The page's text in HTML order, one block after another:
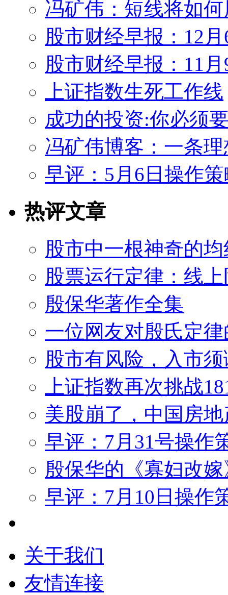
冯矿伟：短线将如
股市财经早报：12
股市财经早报：11
上证指数生死工作线
成功的投资:你必须
冯矿伟博客：一条
早评：5月6日操作
热评文章
股市中一根神奇的
股票运行定律：线
殷保华著作全集
一位网友对殷氏定
股市有风险，入市
上证指数再次挑战
美股崩了，中国房
早评：7月31号操作
殷保华的《寡妇改
早评：7月10日操作
关于我们
友情连接